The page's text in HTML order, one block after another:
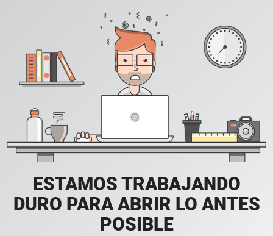
ESTAMOS TRABAJANDO
DURO PARA ABRIR LO ANTES
POSIBLE